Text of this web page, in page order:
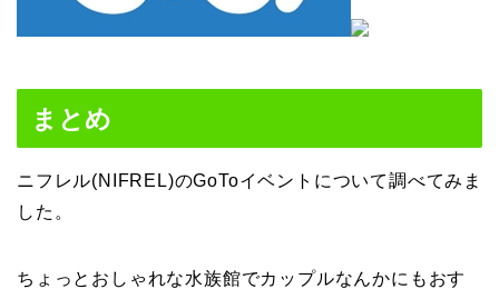
まとめ
ニフレル(NIFREL)のGoToイベントについて調べてみま
した。
ちょっとおしゃれな水族館でカップルなんかにもおす